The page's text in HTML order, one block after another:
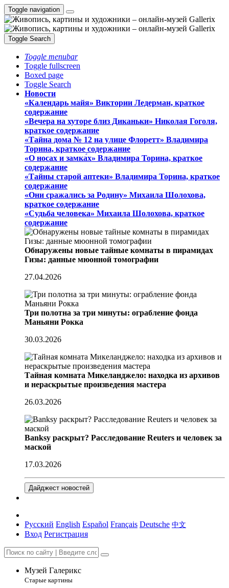
Toggle navigation
Toggle Search
Toggle menubar
Toggle fullscreen
Boxed page
Toggle Search
Новости
«Календарь майя» Виктории Ледерман, краткое
содержание
«Вечера на хуторе близ Диканьки» Николая Гоголя,
краткое содержание
«Тайна дома № 12 на улице Флоретт» Владимира
Торина, краткое содержание
«О носах и замка́х» Владимира Торина, краткое
содержание
«Тайны старой аптеки» Владимира Торина, краткое
содержание
«Они сражались за Родину» Михаила Шолохова,
краткое содержание
«Судьба человека» Михаила Шолохова, краткое
содержание
Обнаружены новые тайные комнаты в пирамидах
Гизы: данные мюонной томографии
27.04.2026
Три полотна за три минуты: ограбление фонда
Маньяни Рокка
30.03.2026
Тайная комната Микеланджело: находка из архивов
и нераскрытые произведения мастера
26.03.2026
Banksy раскрыт? Расследование Reuters и человек за
маской
17.03.2026
Дайджест новостей
Русский English Español Français Deutsche 中文
Вход Регистрация
Музей Галерикс
Старые картины